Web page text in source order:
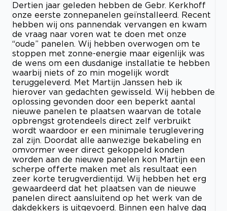
Dertien jaar geleden hebben de Gebr. Kerkhoff
onze eerste zonnepanelen geïnstalleerd. Recent
hebben wij ons pannendak vervangen en kwam
de vraag naar voren wat te doen met onze
“oude” panelen. Wij hebben overwogen om te
stoppen met zonne-energie maar eigenlijk was
de wens om een dusdanige installatie te hebben
waarbij niets of zo min mogelijk wordt
teruggeleverd. Met Martijn Janssen heb ik
hierover van gedachten gewisseld. Wij hebben de
oplossing gevonden door een beperkt aantal
nieuwe panelen te plaatsen waarvan de totale
opbrengst grotendeels direct zelf verbruikt
wordt waardoor er een minimale teruglevering
zal zijn. Doordat alle aanwezige bekabeling en
omvormer weer direct gekoppeld konden
worden aan de nieuwe panelen kon Martijn een
scherpe offerte maken met als resultaat een
zeer korte terugverdientijd. Wij hebben het erg
gewaardeerd dat het plaatsen van de nieuwe
panelen direct aansluitend op het werk van de
dakdekkers is uitgevoerd. Binnen een halve dag